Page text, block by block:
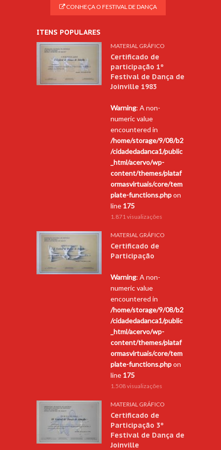
CONHEÇA O FESTIVAL DE DANÇA
ITENS POPULARES
MATERIAL GRÁFICO
Certificado de
participação 1º
Festival de Dança de
Joinville 1983
Warning: A non-
numeric value
encountered in
/home/storage/9/08/b2
/cidadedadanca1/public
_html/acervo/wp-
content/themes/plataf
ormasvirtuais/core/tem
plate-functions.phpon
line 175
1.871 visualizações
MATERIAL GRÁFICO
Certificado de
Participação
Warning: A non-
numeric value
encountered in
/home/storage/9/08/b2
/cidadedadanca1/public
_html/acervo/wp-
content/themes/plataf
ormasvirtuais/core/tem
plate-functions.phpon
line 175
1.508 visualizações
MATERIAL GRÁFICO
Certificado de
Participação 3º
Festival de Dança de
Joinville